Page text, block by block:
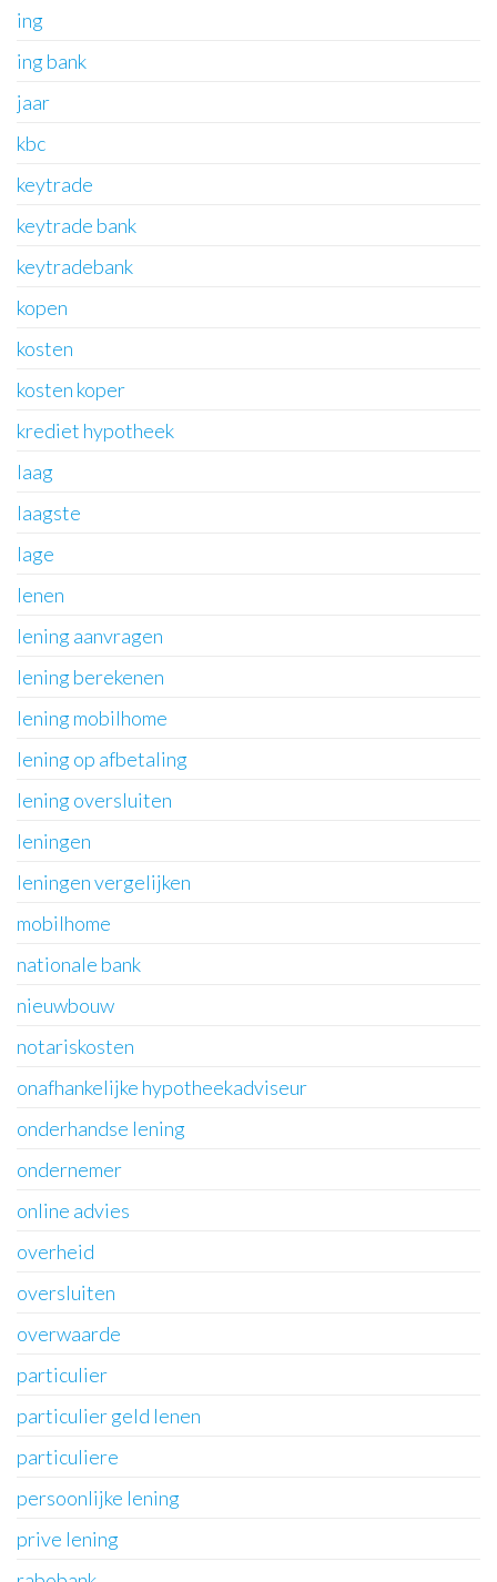
ing
ing bank
jaar
kbc
keytrade
keytrade bank
keytradebank
kopen
kosten
kosten koper
krediet hypotheek
laag
laagste
lage
lenen
lening aanvragen
lening berekenen
lening mobilhome
lening op afbetaling
lening oversluiten
leningen
leningen vergelijken
mobilhome
nationale bank
nieuwbouw
notariskosten
onafhankelijke hypotheekadviseur
onderhandse lening
ondernemer
online advies
overheid
oversluiten
overwaarde
particulier
particulier geld lenen
particuliere
persoonlijke lening
prive lening